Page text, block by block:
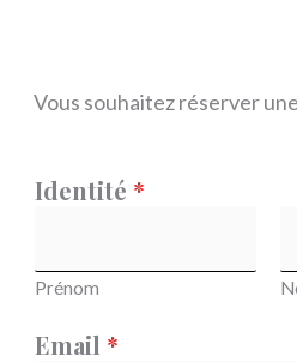
Vous souhaitez réserver
Identité *
Prénom
Email *